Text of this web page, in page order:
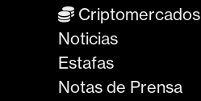
Criptomercados
Noticias
Estafas
Notas de Prensa